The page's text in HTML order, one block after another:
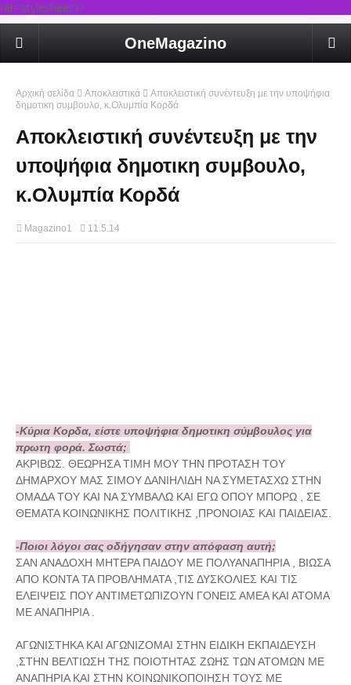
rel='stylesheet'/>
OneMagazino
Αρχική σελίδα Αποκλειστικά
Αποκλειστική συνέντευξη με την υποψήφια
δημοτικη συμβουλο, κ.Ολυμπία Κορδά
Αποκλειστική συνέντευξη με την
υποψήφια δημοτικη συμβουλο,
κ.Ολυμπία Κορδά
Magazino1 11.5.14
-Κύρια Κορδα, είστε υποψήφια δημοτικη σύμβουλος για
πρωτη φορά. Σωστά;
ΑΚΡΙΒΩΣ. ΘΕΩΡΗΣΑ ΤΙΜΗ ΜΟΥ ΤΗΝ ΠΡΟΤΑΣΗ ΤΟΥ
ΔΗΜΑΡΧΟΥ ΜΑΣ ΣΙΜΟΥ ΔΑΝΙΗΛΙΔΗ ΝΑ ΣΥΜΕΤΑΣΧΩ ΣΤΗΝ
ΟΜΑΔΑ ΤΟΥ ΚΑΙ ΝΑ ΣΥΜΒΑΛΩ ΚΑΙ ΕΓΩ ΟΠΟΥ ΜΠΟΡΩ , ΣΕ
ΘΕΜΑΤΑ ΚΟΙΝΩΝΙΚΗΣ ΠΟΛΙΤΙΚΗΣ ,ΠΡΟΝΟΙΑΣ ΚΑΙ ΠΑΙΔΕΙΑΣ.
-Ποιοι λόγοι σας οδήγησαν στην απόφαση αυτή;
ΣΑΝ ΑΝΑΔΟΧΗ ΜΗΤΕΡΑ ΠΑΙΔΟΥ ΜΕ ΠΟΛΥΑΝΑΠΗΡΙΑ , ΒΙΩΣΑ
ΑΠΟ ΚΟΝΤΑ ΤΑ ΠΡΟΒΛΗΜΑΤΑ ,ΤΙΣ ΔΥΣΚΟΛΙΕΣ ΚΑΙ ΤΙΣ
ΕΛΕΙΨΕΙΣ ΠΟΥ ΑΝΤΙΜΕΤΩΠΙΖΟΥΝ ΓΟΝΕΙΣ ΑΜΕΑ ΚΑΙ ΑΤΟΜΑ
ΜΕ ΑΝΑΠΗΡΙΑ .
ΑΓΩΝΙΣΤΗΚΑ ΚΑΙ ΑΓΩΝΙΖΟΜΑΙ ΣΤΗΝ ΕΙΔΙΚΗ ΕΚΠΑΙΔΕΥΣΗ
,ΣΤΗΝ ΒΕΛΤΙΩΣΗ ΤΗΣ ΠΟΙΟΤΗΤΑΣ ΖΩΗΣ ΤΩΝ ΑΤΟΜΩΝ ΜΕ
ΑΝΑΠΗΡΙΑ ΚΑΙ ΣΤΗΝ ΚΟΙΝΩΝΙΚΟΠΟΙΗΣΗ ΤΟΥΣ ΜΕ